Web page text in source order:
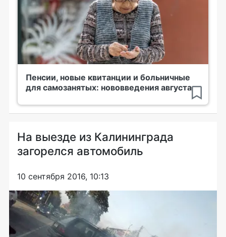
Пенсии, новые квитанции и больничные
для самозанятых: нововведения августа
На выезде из Калининграда
загорелся автомобиль
10 сентября 2016, 10:13